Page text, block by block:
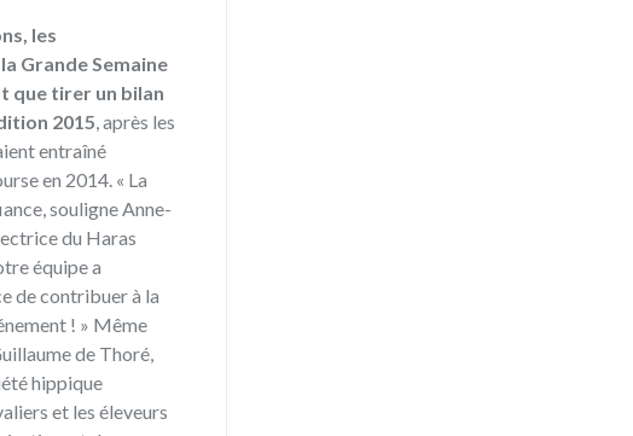
les
Grande Semaine
que tirer un bilan
2015 , après les
entraîné
en 2014. « La
souligne Anne-
du Haras
équipe a
de contribuer à la
! » Même
de Thoré,
hippique
et les éleveurs